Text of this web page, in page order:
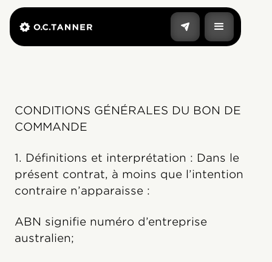
CONDITIONS GÉNÉRALES DU BON DE
COMMANDE
1. Définitions et interprétation : Dans le
présent contrat, à moins que l’intention
contraire n’apparaisse :
ABN signifie numéro d’entreprise
australien;